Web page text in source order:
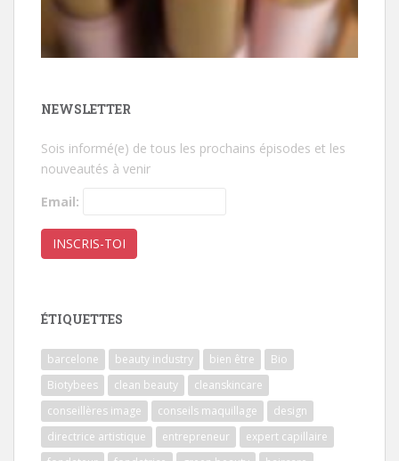
NEWSLETTER
Sois informé(e) de tous les prochains épisodes et les
nouveautés à venir
Email:
ÉTIQUETTES
barcelone beauty industry bien être
Bio
Biotybees
clean beauty
cleanskincare
conseillères image
conseils maquillage
design
directrice artistique
entrepreneur
expert capillaire